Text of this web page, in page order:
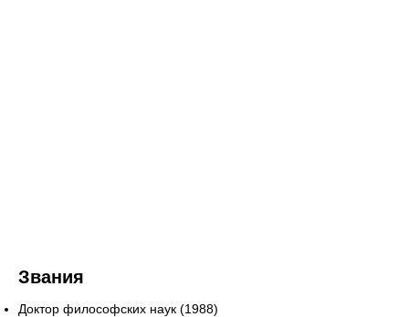
Звания
Доктор философских наук (1988)